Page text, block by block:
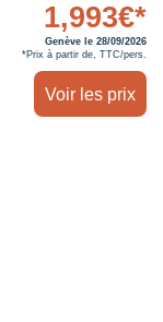
1,993€*
Genève le 28/09/2026
*Prix à partir de, TTC/pers.
Voir les prix